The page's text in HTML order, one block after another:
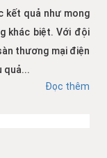
kết quả như mong
khác biệt. Với đội
thương mại điện
quả...
Đọc thêm